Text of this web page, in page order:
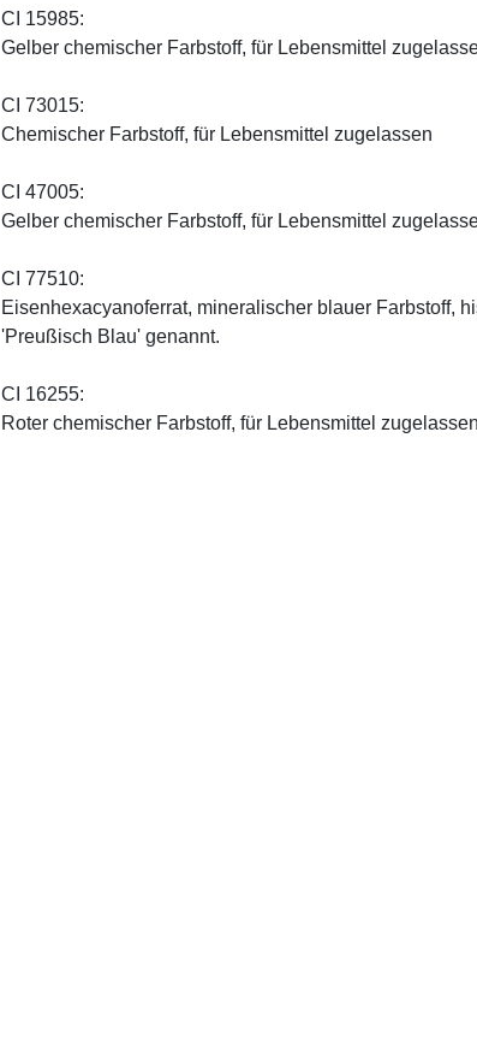
CI 15985:
Gelber chemischer Farbstoff, für Lebensmittel
CI 73015:
Chemischer Farbstoff, für Lebensmittel zugelassen
CI 47005:
Gelber chemischer Farbstoff, für Lebensmittel
CI 77510:
Eisenhexacyanoferrat, mineralischer blauer Farbstoff,
'Preußisch Blau' genannt.
CI 16255:
Roter chemischer Farbstoff, für Lebensmittel zugelassen